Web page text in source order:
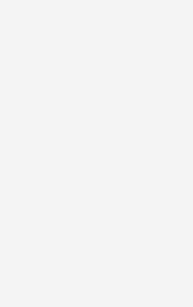
die Solaranlagen auf die Dächer
die WWS fünf
aus. Den Solarstrom
und den Betrieb der
wird gleich fünf
Hansestadt mit